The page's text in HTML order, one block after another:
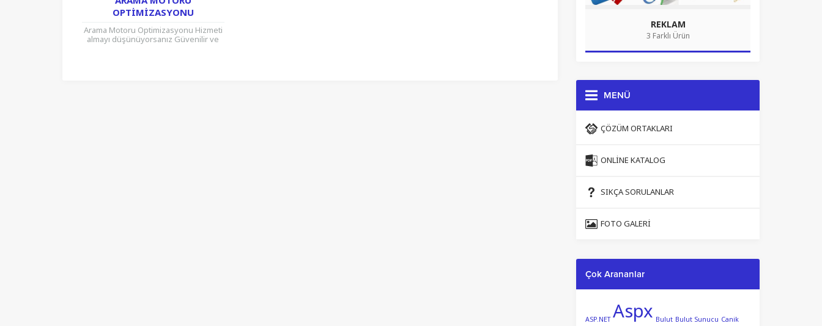
OPTIMIZASYONU
Arama Motoru Optimizasyonu Hizmeti
almayı düşünüyorsanız Güvenilir ve
REKLAM
3 Farklı Ürün
MENÜ
ÇÖZÜM ORTAKLARI
ONLINE KATALOG
SIKÇA SORULANLAR
FOTO GALERI
Çok Arananlar
ASP.NET Aspx Bulut Bulut Sunucu Canik